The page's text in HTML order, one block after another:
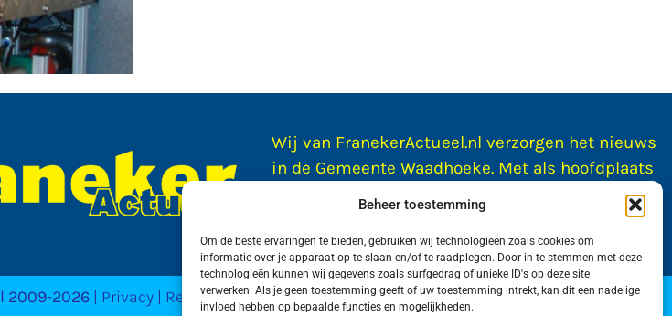
Beheer toestemming
Om de beste ervaringen te bieden, gebruiken wij technologieën zoals cookies om
informatie over je apparaat op te slaan en/of te raadplegen. Door in te stemmen met deze
technologieën kunnen wij gegevens zoals surfgedrag of unieke ID's op deze site
verwerken. Als je geen toestemming geeft of uw toestemming intrekt, kan dit een nadelige
invloed hebben op bepaalde functies en mogelijkheden.
Wij van FranekerActueel.nl verzorgen het nieuws
in de Gemeente Waadhoeke. Met als hoofdplaats
2009-2026 | Privacy | Realisatie door WadUp